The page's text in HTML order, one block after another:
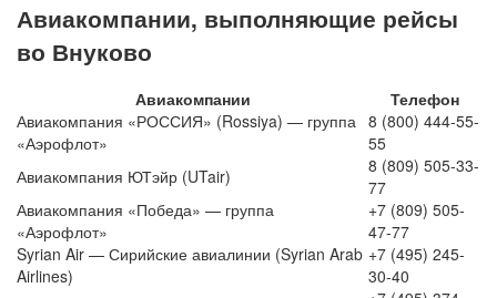
Авиакомпании, выполняющие рейсы
во Внуково
Авиакомпании
Телефон
Авиакомпания «РОССИЯ» (Rossiya) — группа
«Аэрофлот»
8 (800) 444-55-
55
Авиакомпания ЮТэйр (UTair)
8 (809) 505-33-
77
Авиакомпания «Победа» — группа
«Аэрофлот»
+7 (809) 505-
47-77
Syrian Air — Сирийские авиалинии (Syrian Arab
Airlines)
+7 (495) 245-
30-40